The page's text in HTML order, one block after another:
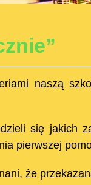
naszą
się jakich
pierwszej
że